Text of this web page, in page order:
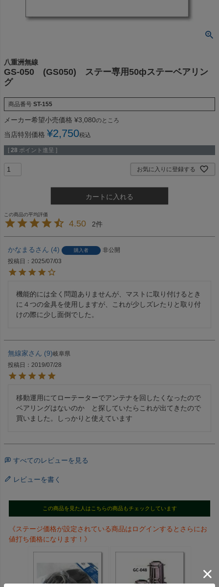
八重洲無線
GS-050 (GS050) ステー専用50фステーベアリン
グ
商品番号 ST-155
メーカー希望小売価格 ¥3,080のところ
当店特別価格 ¥2,750税込
[ 28 ポイント進呈 ]
お気に入りに登録する
カートに入れる
4.50 2
かなまる 4 購入者
非公開
投稿日
2025/07/03
機能的には全く問題ありませんが、マストに取り付けるとき
に４つの金具を使用しますが、これが少しズレたりと取り付
けの際に少し面倒でした。
無線家 9 岐阜県
投稿日
2019/07/28
移動運用にてローテーターでアンテナを回したくなったので
ベアリングはないのか　と探していたらこれが出てきたので
買いました。しっかりと使えています
すべてのレビューを見る
レビューを書く
この商品を見た人はこちらの商品もチェックしています
《ステージ価格が設定されている商品はログインするとさらにお
値打ち価格になります！》